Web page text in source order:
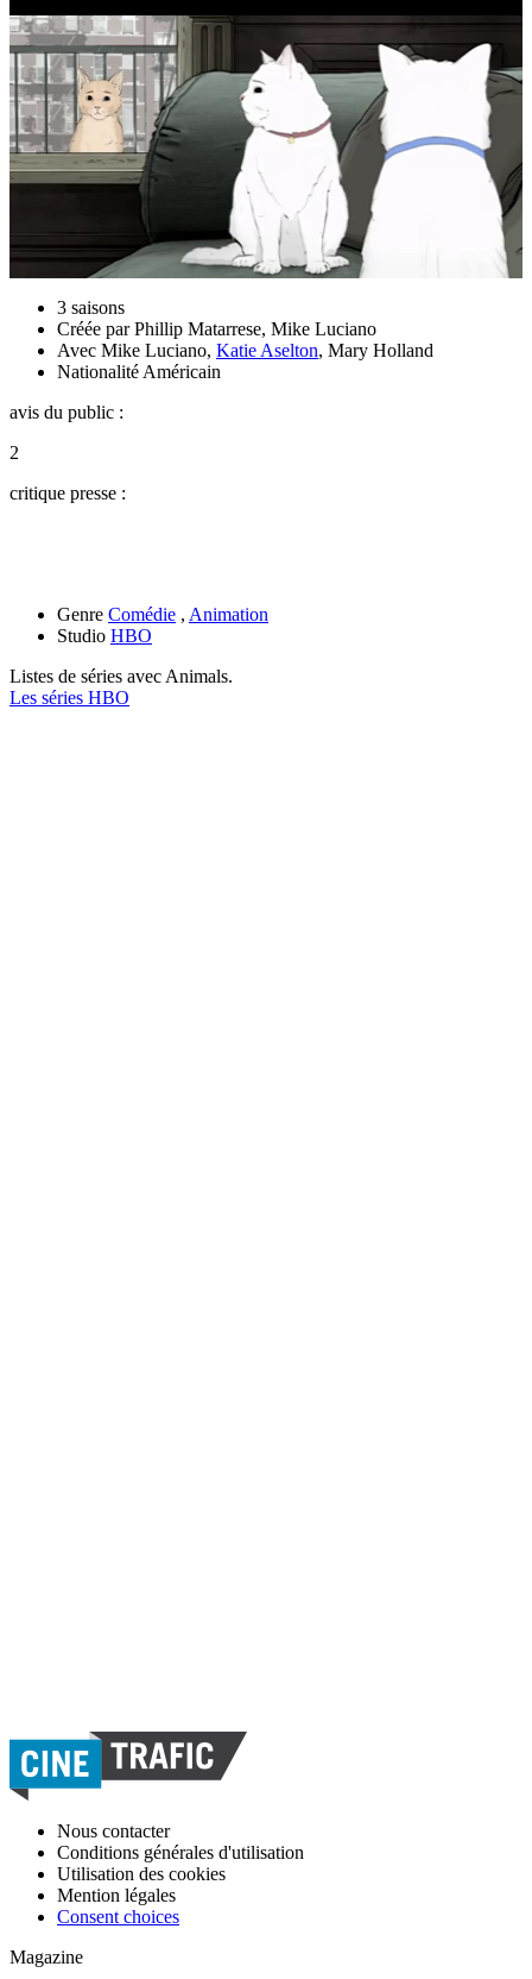
3 saisons
Créée parPhillip Matarrese, Mike Luciano
Avec Mike Luciano, Katie Aselton, Mary Holland
Nationalité Américain
avis du public :
2
critique presse :
Genre Comédie , Animation
Studio HBO
Listes de séries avec Animals.
Les séries HBO
Nous contacter
Conditions générales d'utilisation
Utilisation des cookies
Mention légales
Consent choices
Magazine